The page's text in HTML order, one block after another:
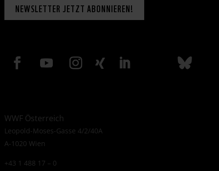
NEWSLETTER JETZT ABONNIEREN!
WWF Österreich
Leopold-Moses-Gasse 4/2/40A
A-1020 Wien
+43 1 488 17 – 0